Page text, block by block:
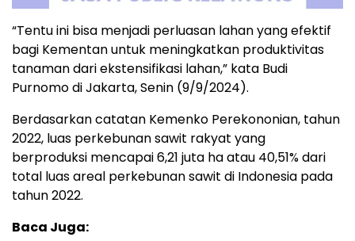
“Tentu ini bisa menjadi perluasan lahan yang efektif
bagi Kementan untuk meningkatkan produktivitas
tanaman dari ekstensifikasi lahan,” kata Budi
Purnomo di Jakarta, Senin (9/9/2024).
Berdasarkan catatan Kemenko Perekononian, tahun
2022, luas perkebunan sawit rakyat yang
berproduksi mencapai 6,21 juta ha atau 40,51% dari
total luas areal perkebunan sawit di Indonesia pada
tahun 2022.
Baca Juga: